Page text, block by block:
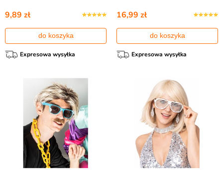
9,89 zł
do koszyka
Expresowa wysyłka
16,99 zł
do koszyka
Expresowa wysyłka